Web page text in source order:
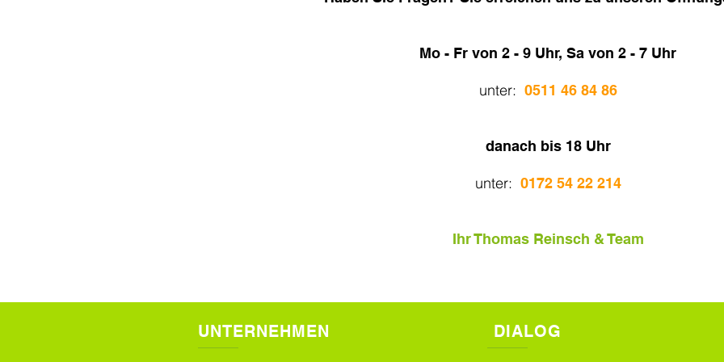
Mo - Fr von 2 - 9 Uhr, Sa von 2 - 7 Uhr
unter: 0511 46 84 86
danach bis 18 Uhr
unter: 0172 54 22 214
Ihr Thomas Reinsch & Team
UNTERNEHMEN DIALOG